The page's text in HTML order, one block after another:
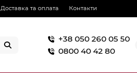
Доставка та оплата Контакти
+38 050 260 05 50
0800 40 42 80